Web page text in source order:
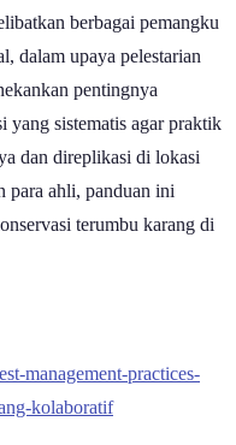
berbagai pemangku
dalam upaya pelestarian
pentingnya
yang sistematis agar praktik
dan direplikasi di lokasi
para ahli, panduan ini
terumbu karang di
management-practices-
kolaboratif